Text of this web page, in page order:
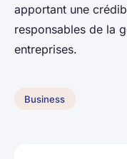
apportant une
responsables de la
entreprises.
Business